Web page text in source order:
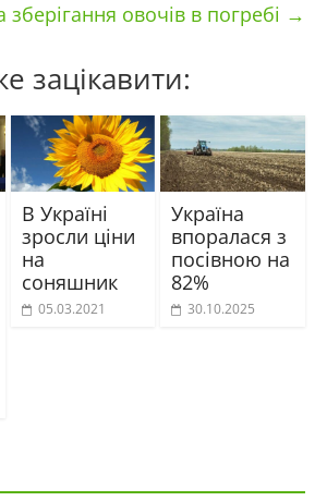
овочів в погребі →
зацікавити:
В Україні
зросли ціни
на
соняшник
05.03.2021
Україна
впоралася з
посівною на
82%
30.10.2025